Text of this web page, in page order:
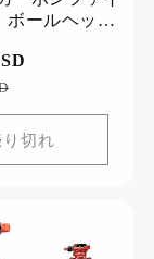
ボールヘッド
ル
価
格
り切れ